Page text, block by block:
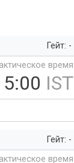
Гейт: -
время
IST
Гейт: -
время